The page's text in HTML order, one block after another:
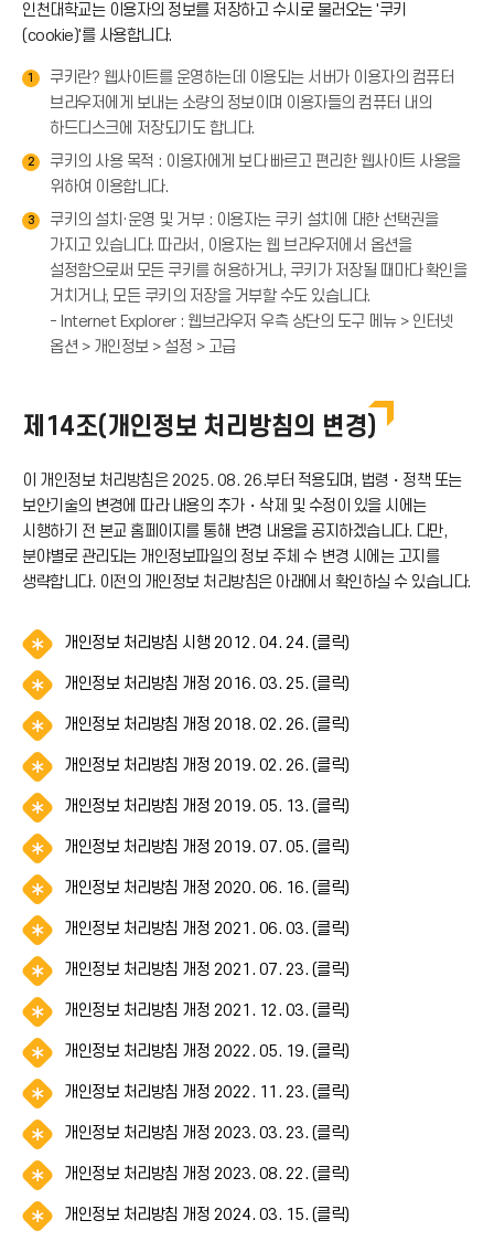
인천대학교는 이용자의 정보를 저장하고 수시로 불러오는 '쿠키
(cookie)'를 사용합니다.
1
쿠키란? 웹사이트를 운영하는데 이용되는 서버가 이용자의 컴퓨터
브라우저에게 보내는 소량의 정보이며 이용자들의 컴퓨터 내의
하드디스크에 저장되기도 합니다.
2
쿠키의 사용 목적 : 이용자에게 보다 빠르고 편리한 웹사이트 사용을
위하여 이용합니다.
3
쿠키의 설치·운영 및 거부 : 이용자는 쿠키 설치에 대한 선택권을
가지고 있습니다. 따라서, 이용자는 웹 브라우저에서 옵션을
설정함으로써 모든 쿠키를 허용하거나, 쿠키가 저장될 때마다 확인을
거치거나, 모든 쿠키의 저장을 거부할 수도 있습니다.
- Internet Explorer : 웹브라우저 우측 상단의 도구 메뉴 > 인터넷
옵션 > 개인정보 > 설정 > 고급
제14조(개인정보 처리방침의 변경)
이 개인정보 처리방침은 2025. 08. 26.부터 적용되며, 법령・정책 또는
보안기술의 변경에 따라 내용의 추가・삭제 및 수정이 있을 시에는
시행하기 전 본교 홈페이지를 통해 변경 내용을 공지하겠습니다. 다만,
분야별로 관리되는 개인정보파일의 정보 주체 수 변경 시에는 고지를
생략합니다. 이전의 개인정보 처리방침은 아래에서 확인하실 수 있습니다.
개인정보 처리방침 시행 2012. 04. 24. (클릭)알
(
아
이
)
개인정보 처리방침 개정 2016. 03. 25. (클릭)알
(
아
이
)
개인정보 처리방침 개정 2018. 02. 26. (클릭)알
(
아
이
)
개인정보 처리방침 개정 2019. 02. 26. (클릭)알
(
아
이
)
개인정보 처리방침 개정 2019. 05. 13. (클릭)알
(
아
이
)
개인정보 처리방침 개정 2019. 07. 05. (클릭)알
(
아
이
)
개인정보 처리방침 개정 2020. 06. 16. (클릭)알
(
아
이
)
개인정보 처리방침 개정 2021. 06. 03. (클릭)알
(
아
이
)
개인정보 처리방침 개정 2021. 07. 23. (클릭)알
(
아
이
)
개인정보 처리방침 개정 2021. 12. 03. (클릭)알
(
아
이
)
개인정보 처리방침 개정 2022. 05. 19. (클릭)알
(
아
이
)
개인정보 처리방침 개정 2022. 11. 23. (클릭)알
(
아
이
개인정보 처리방침 개정 2023. 03. 23. (클릭)알
(
아
개인정보 처리방침 개정 2023. 08. 22. (클릭)알
(
개인정보 처리방침 개정 2024. 03. 15. (클릭)알